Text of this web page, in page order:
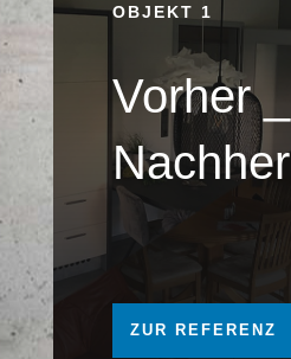
OBJEKT 1
Vorher _
Nachher
ZUR REFERENZ